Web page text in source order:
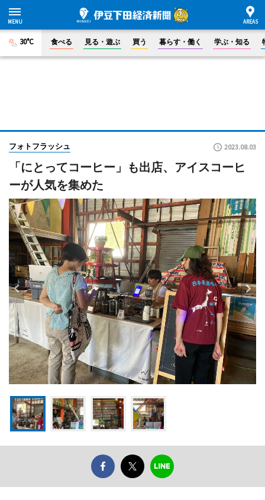
30°C 食べる 見る・遊ぶ 買う 暮らす・働く 学ぶ・知る
フォトフラッシュ 2023.08.03
「にとってコーヒー」も出店、アイスコーヒ
ーが人気を集めた